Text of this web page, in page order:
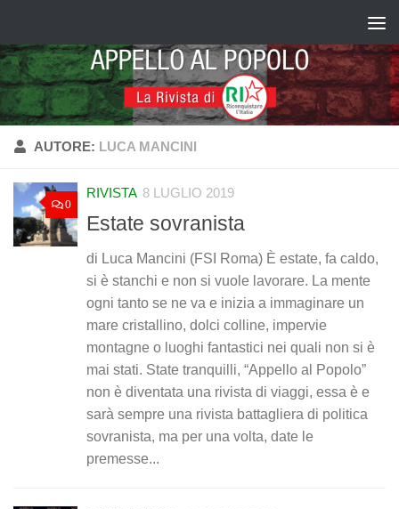
AUTORE: LUCA MANCINI
0
RIVISTA 8 LUGLIO 2019
Estate sovranista
di Luca Mancini (FSI Roma) È estate, fa caldo,
si è stanchi e non si vuole lavorare. La mente
ogni tanto se ne va e inizia a immaginare un
mare cristallino, dolci colline, impervie
montagne o luoghi fantastici nei quali non si è
mai stati. State tranquilli, “Appello al Popolo”
non è diventata una rivista di viaggi, essa è e
sarà sempre una rivista battagliera di politica
sovranista, ma per una volta, date le
premesse...